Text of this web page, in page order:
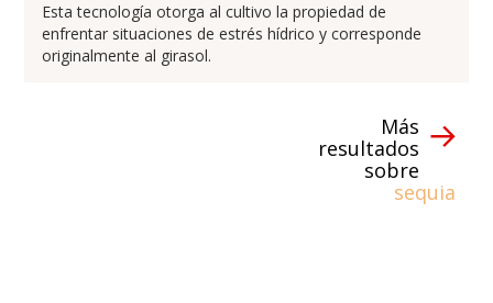
Esta tecnología otorga al cultivo la propiedad de
enfrentar situaciones de estrés hídrico y corresponde
originalmente al girasol.
Más
resultados
sobre
sequia